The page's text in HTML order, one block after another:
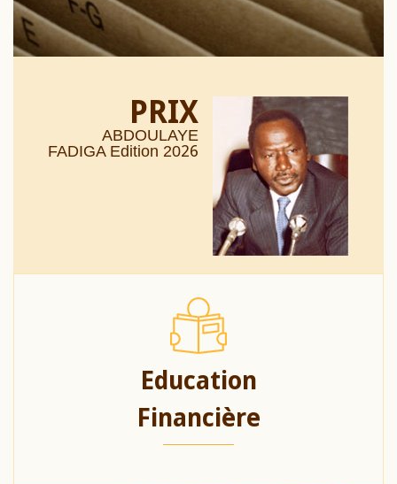
PRIX
ABDOULAYE
FADIGA Edition 2026
Education
Financière